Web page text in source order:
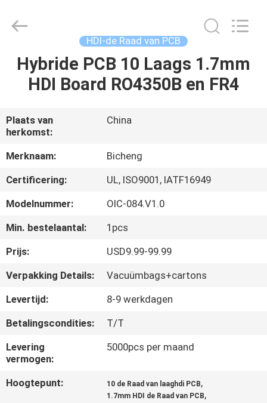
HUIS
VIDEO'S
OVER
ONS
FABRIEKSTOCHT
KWALITEITSCONTROLE
CONTACT
MET
Technology
Rights
Reserved.
HDI-de Raad van PCB
Hybride PCB 10 Laags 1.7mm
HDI Board RO4350B en FR4
Plaats van
herkomst:
China
Merknaam:
Bicheng
Certificering:
UL, ISO9001, IATF16949
Modelnummer:
OIC-084.V1.0
Min. bestelaantal:
1pcs
Prijs:
USD9.99-99.99
Verpakking Details:
Vacuümbags+cartons
Levertijd:
8-9 werkdagen
Betalingscondities:
T/T
Levering
vermogen:
5000pcs per maand
Hoogtepunt: 10 de Raad van laaghdi PCB,
1.7mm HDI de Raad van PCB,